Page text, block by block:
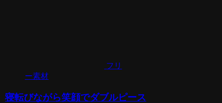
フリ
ー素材
寝転びながら笑顔でダブルピース